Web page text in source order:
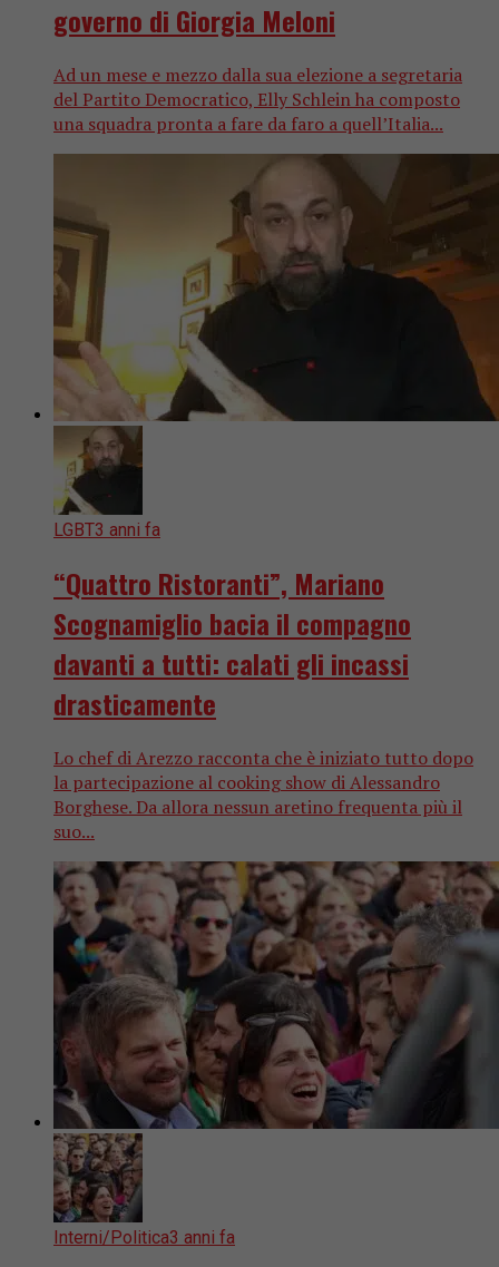
governo di Giorgia Meloni
Ad un mese e mezzo dalla sua elezione a segretaria
del Partito Democratico, Elly Schlein ha composto
una squadra pronta a fare da faro a quell’Italia...
LGBT3 anni fa
“Quattro Ristoranti”, Mariano
Scognamiglio bacia il compagno
davanti a tutti: calati gli incassi
drasticamente
Lo chef di Arezzo racconta che è iniziato tutto dopo
la partecipazione al cooking show di Alessandro
Borghese. Da allora nessun aretino frequenta più il
suo...
Interni/Politica3 anni fa